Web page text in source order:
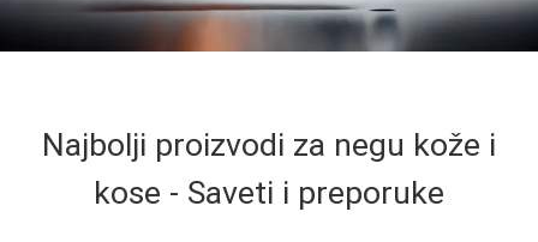
Najbolji proizvodi za negu kože i
kose - Saveti i preporuke